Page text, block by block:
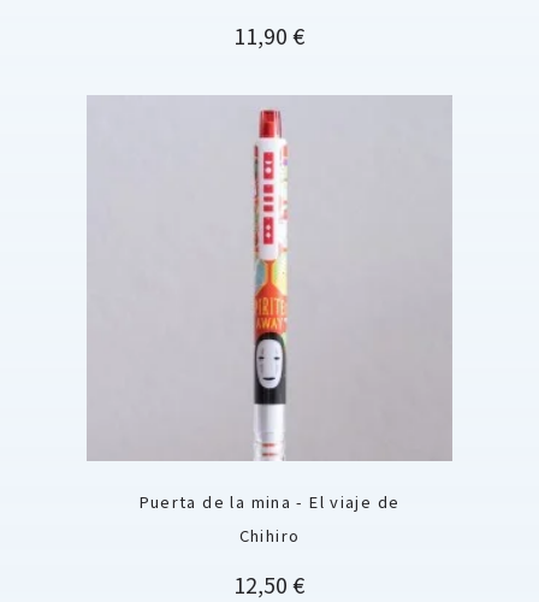
Precio
11,90 €
Puerta de la mina - El viaje de
Chihiro
Precio
12,50 €